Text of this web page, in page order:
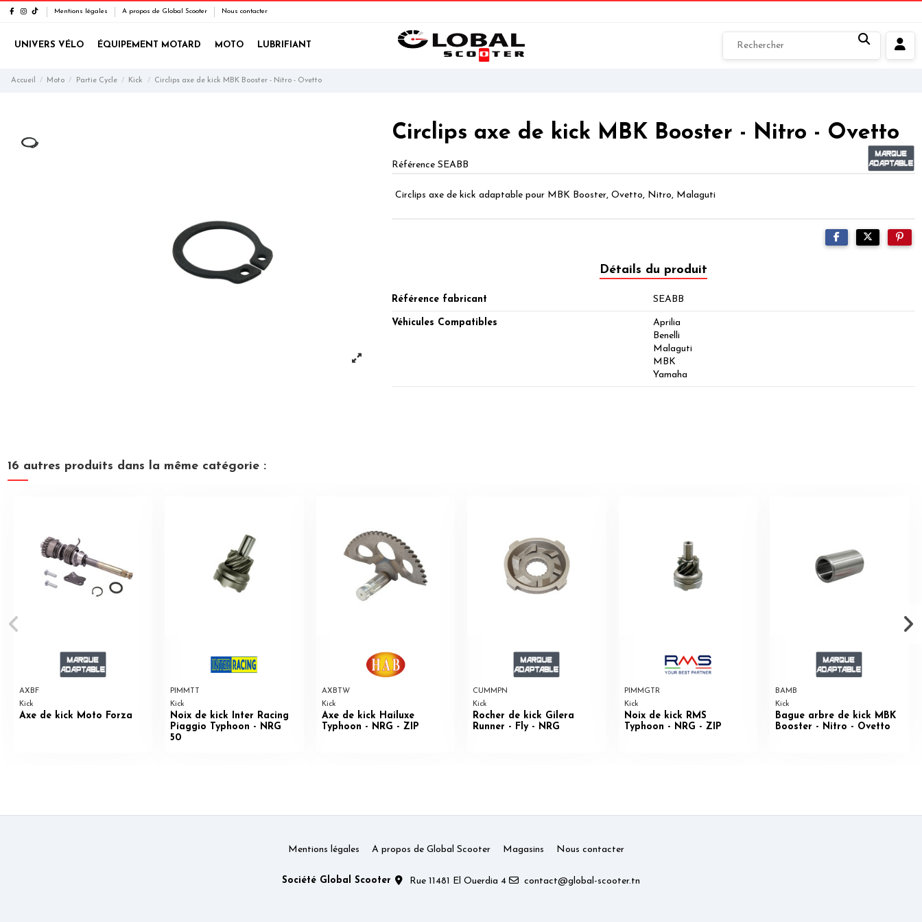
Mentions légales A propos de Global Scooter Nous contacter
UNIVERS VÉLO ÉQUIPEMENT MOTARD MOTO LUBRIFIANT
Accueil Moto Partie Cycle Kick Circlips axe de kick MBK Booster - Nitro - Ovetto
Circlips axe de kick MBK Booster - Nitro - Ovetto
Référence SEABB
Circlips axe de kick adaptable pour MBK Booster, Ovetto, Nitro, Malaguti
Détails du produit
Référence fabricant SEABB
Véhicules Compatibles
Aprilia
Benelli
Malaguti
MBK
Yamaha
16 autres produits dans la même catégorie :
AXBF
Kick
Axe de kick Moto Forza
PIMMTT
Kick
Noix de kick Inter Racing
Piaggio Typhoon - NRG
50
AXBTW
Kick
Axe de kick Hailuxe
Typhoon - NRG - ZIP
CUMMPN
Kick
Rocher de kick Gilera
Runner - Fly - NRG
PIMMGTR
Kick
Noix de kick RMS
Typhoon - NRG - ZIP
BAMB
Kick
Bague arbre de kick MBK
Booster - Nitro - Ovetto
Mentions légales A propos de Global Scooter Magasins Nous contacter
Société Global Scooter Rue 11481 El Ouerdia 4 contact@global-scooter.tn